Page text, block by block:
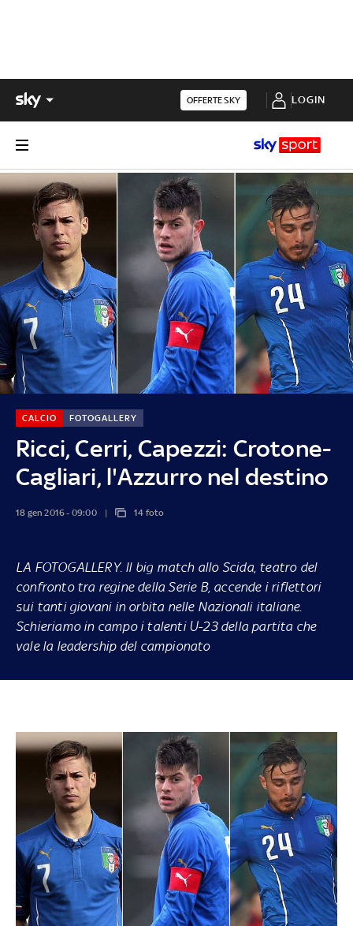
OFFERTE SKY LOGIN
Ricci, Cerri, Capezzi: Crotone-
Cagliari, l'Azzurro nel destino
CALCIO FOTOGALLERY
18 gen 2016 - 09:00 14 foto
LA FOTOGALLERY. Il big match allo Scida, teatro del
confronto tra regine della Serie B, accende i riflettori
sui tanti giovani in orbita nelle Nazionali italiane.
Schieriamo in campo i talenti U-23 della partita che
vale la leadership del campionato